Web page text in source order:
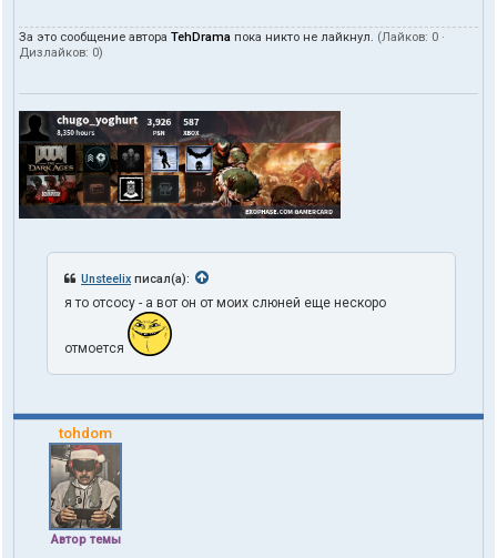
За это сообщение автора TehDrama пока никто не лайкнул. (Лайков: 0 ·
Дизлайков: 0)
Unsteelix писал(а):
я то отсосу - а вот он от моих слюней еще нескоро
отмоется
tohdom
Автор темы